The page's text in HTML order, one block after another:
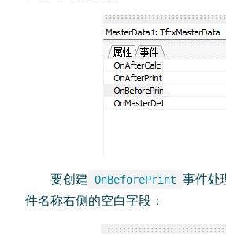
要创建 OnBeforePrint 事件处
件名称右侧的空白字段：